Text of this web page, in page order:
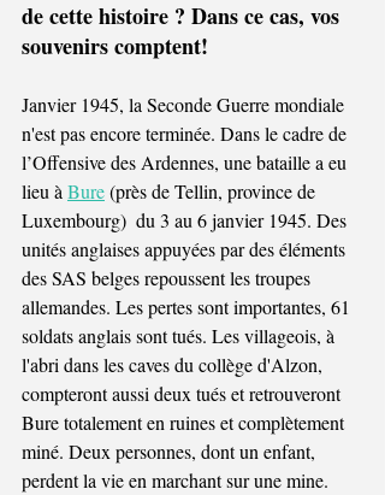
de cette histoire ? Dans ce cas, vos
souvenirs comptent!
Janvier 1945, la Seconde Guerre mondiale
n'est pas encore terminée. Dans le cadre de
l’Offensive des Ardennes, une bataille a eu
lieu à Bure (près de Tellin, province de
Luxembourg)  du 3 au 6 janvier 1945. Des
unités anglaises appuyées par des éléments
des SAS belges repoussent les troupes
allemandes. Les pertes sont importantes, 61
soldats anglais sont tués. Les villageois, à
l'abri dans les caves du collège d'Alzon,
compteront aussi deux tués et retrouveront
Bure totalement en ruines et complètement
miné. Deux personnes, dont un enfant,
perdent la vie en marchant sur une mine.